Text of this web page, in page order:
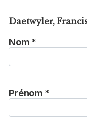
Daetwyler,
Nom *
Prénom *